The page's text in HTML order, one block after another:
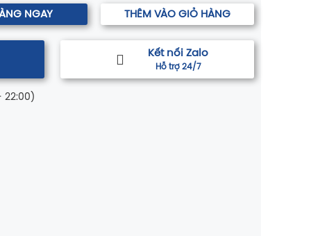
NGAY THÊM VÀO GIỎ HÀNG
Kết nối Zalo
Hỗ trợ 24/7
22:00)